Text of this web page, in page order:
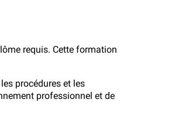
requis. Cette formation
procédures et les
professionnel et de